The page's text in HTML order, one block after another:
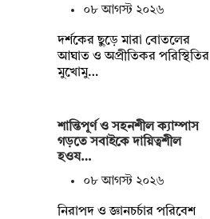
০৮ আগস্ট ২০২৬
দর্শকের ছুড়ে মারা বোতলের
আঘাত ও অপ্রীতিকর পরিস্থিতির
মুখোমু…
শান্তিপূর্ণ ও সহনশীল ক্যাম্পাস
গড়তে সবাইকে দায়িত্বশীল
হওয…
০৮ আগস্ট ২০২৬
নিরাপদ ও জ্ঞানচর্চার পরিবেশ